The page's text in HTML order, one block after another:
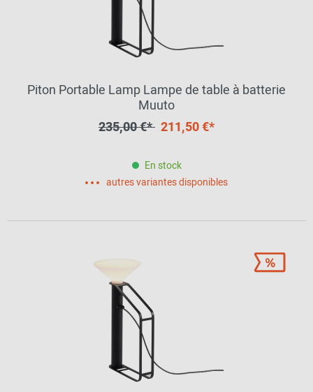
Piton Portable Lamp Lampe de table à batterie
Muuto
235,00 €* 211,50 €*
En stock
autres variantes disponibles